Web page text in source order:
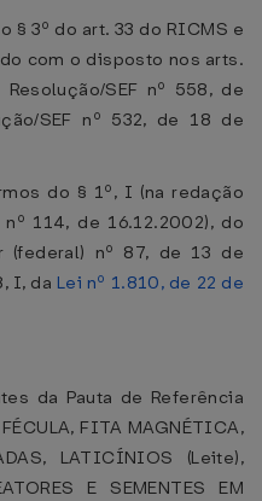
§ 3º do art. 33 do RICMS e
com o disposto nos arts.
SEF nº 558, de
SEF nº 532, de 18 de
do § 1º, I (na redação
114, de 16.12.2002), do
(federal) nº 87, de 13 de
I, da Lei nº 1.810, de 22 de
da Pauta de Referência
FITA MAGNÉTICA,
LATICÍNIOS (Leite),
E SEMENTES EM